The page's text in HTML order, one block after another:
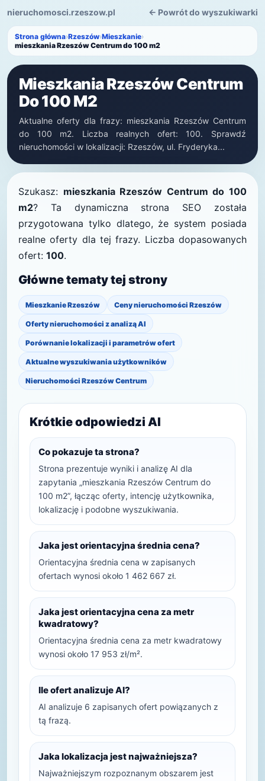
nieruchomosci.rzeszow.pl ← Powrót do wyszukiwarki
Strona główna›Rzeszów›Mieszkanie›
mieszkania Rzeszów Centrum do 100 m2
Mieszkania Rzeszów Centrum
Do 100 M2
Aktualne oferty dla frazy: mieszkania Rzeszów Centrum
do 100 m2. Liczba realnych ofert: 100. Sprawdź
nieruchomości w lokalizacji: Rzeszów, ul. Fryderyka...
Szukasz: mieszkania Rzeszów Centrum do 100
m2? Ta dynamiczna strona SEO została
przygotowana tylko dlatego, że system posiada
realne oferty dla tej frazy. Liczba dopasowanych
ofert: 100.
Główne tematy tej strony
Mieszkanie Rzeszów Ceny nieruchomości Rzeszów
Oferty nieruchomości z analizą AI
Porównanie lokalizacji i parametrów ofert
Aktualne wyszukiwania użytkowników
Nieruchomości Rzeszów Centrum
Krótkie odpowiedzi AI
Co pokazuje ta strona?
Strona prezentuje wyniki i analizę AI dla
zapytania „mieszkania Rzeszów Centrum do
100 m2”, łącząc oferty, intencję użytkownika,
lokalizację i podobne wyszukiwania.
Jaka jest orientacyjna średnia cena?
Orientacyjna średnia cena w zapisanych
ofertach wynosi około 1 462 667 zł.
Jaka jest orientacyjna cena za metr
kwadratowy?
Orientacyjna średnia cena za metr kwadratowy
wynosi około 17 953 zł/m².
Ile ofert analizuje AI?
AI analizuje 6 zapisanych ofert powiązanych z
tą frazą.
Jaka lokalizacja jest najważniejsza?
Najważniejszym rozpoznanym obszarem jest